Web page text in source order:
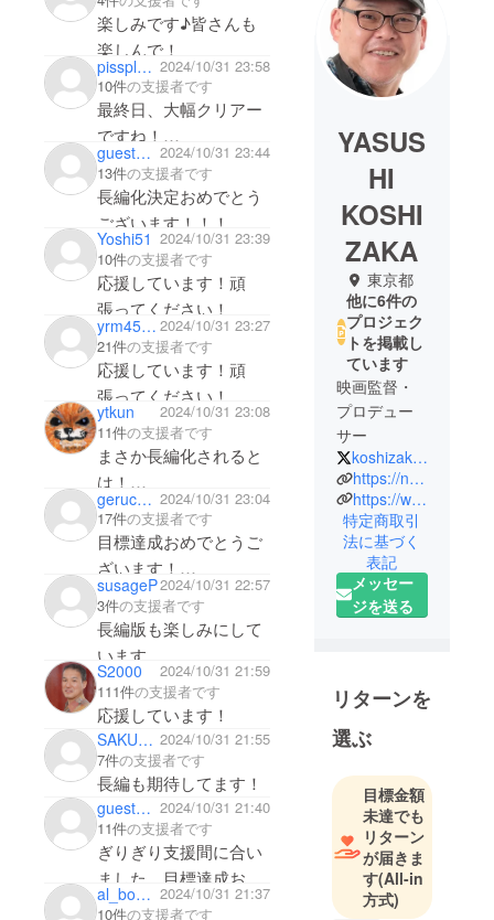
楽しみです♪皆さんも
楽しんで！
pissplayer2010 2024/10/31 23:58
10件の支援者です
最終日、大幅クリアー
ですね！
おめでとうございま
す！
guest4318a92727 2024/10/31 23:44
13件の支援者です
長編化決定おめでとう
ございます！！！
Yoshi51 2024/10/31 23:39
10件の支援者です
応援しています！頑
張ってください！
yrm45841 2024/10/31 23:27
21件の支援者です
応援しています！頑
張ってください！
ytkun
2024/10/31 23:08
11件の支援者です
まさか長編化されると
は！
ストリップ文化を広め
る、すばらしい映画に
なりますことを願って
います。
geruchan 2024/10/31 23:04
17件の支援者です
目標達成おめでとうご
ざいます！
ささやかですが支援し
ます。長編の完成楽し
みです！
susageP2024/10/31 22:57
3件の支援者です
長編版も楽しみにして
います。
李梨さんダンスムー
ビーも楽しみ
S2000
2024/10/31 21:59
111件の支援者です
応援しています！
SAKURAX515 2024/10/31 21:55
7件の支援者です
長編も期待してます！
guest75a49adc88e4 2024/10/31 21:40
11件の支援者です
ぎりぎり支援間に合い
ました。目標達成おめ
でとうございます。
al_bo_cu 2024/10/31 21:37
10件の支援者です
YASUS
HI
KOSHI
ZAKA
東京都
他に6件の
プロジェク
トを掲載し
ています
映画監督・
プロデュー
サー
koshizaka3
https://note.com/koshiy
https://www.youtube.com/user/oveneyes
特定商取引
法に基づく
表記
メッセー
ジを送る
リターンを
選ぶ
目標金額
未達でも
リターン
が届きま
す(All-in
方式)